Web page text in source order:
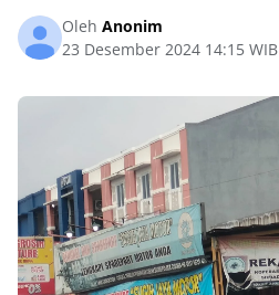
Oleh Anonim
23 Desember 2024 14:15 WIB